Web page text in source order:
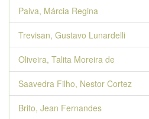
Paiva, Márcia Regina
Trevisan, Gustavo Lunardelli
Oliveira, Talita Moreira de
Saavedra Filho, Nestor Cortez
Brito, Jean Fernandes